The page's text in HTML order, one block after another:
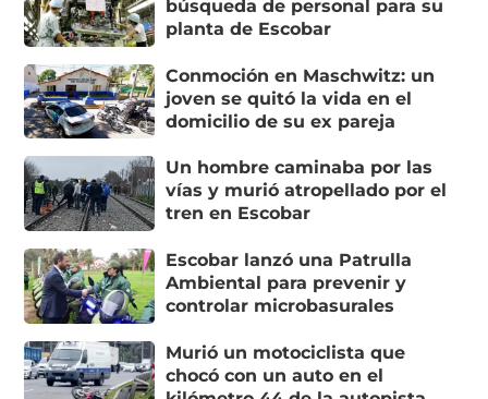
búsqueda de personal para su
planta de Escobar
Conmoción en Maschwitz: un
joven se quitó la vida en el
domicilio de su ex pareja
Un hombre caminaba por las
vías y murió atropellado por el
tren en Escobar
Escobar lanzó una Patrulla
Ambiental para prevenir y
controlar microbasurales
Murió un motociclista que
chocó con un auto en el